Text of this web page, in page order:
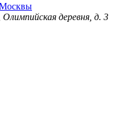
Москвы
деревня, д. 3